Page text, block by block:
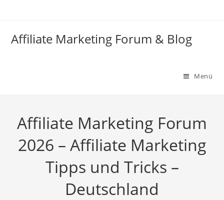
Affiliate Marketing Forum & Blog
Menü
Affiliate Marketing Forum
2026 – Affiliate Marketing
Tipps und Tricks –
Deutschland